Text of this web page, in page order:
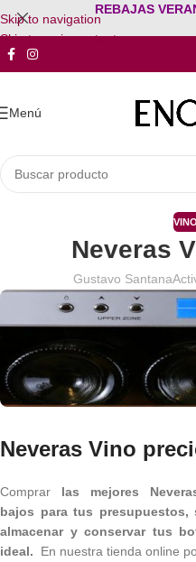
Skip to navigation
Skip to main content
REBAJAS
Menú
Neveras
Gustavo Santana
Neveras Vino
Comprar las mejores
bajos para tus
almacenar y conservar tus
ideal.
En nuestra tienda online